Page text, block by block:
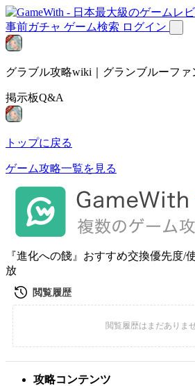
事前ガチャ ゲーム検索 ログイン
グラブル攻略wiki｜グランブルーファ
掲示板Q&A
トップに戻る
ゲーム攻略一覧を見る
『進化への餞』おすすめ交換優先度/
放
攻略コンテンツ